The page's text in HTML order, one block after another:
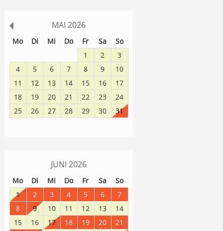
MAI 2026
Mo Di Mi Do Fr Sa
So
1 2
3
4
5 6 7 8 9
10
11
12 13 14 15 16
17
18
19 20 21 22 23
24
25
26 27 28 29 30
31
JUNI 2026
Mo Di Mi Do Fr Sa
So
1
2 3 4 5 6
7
8
9 10 11 12 13
14
15
16 17 18 19 20 21